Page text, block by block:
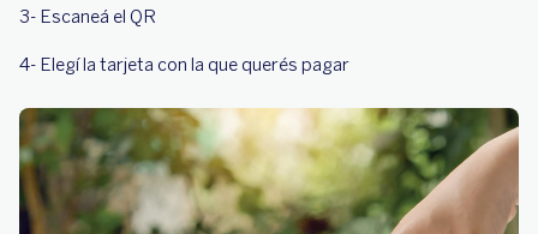
3- Escaneá el QR
4- Elegí la tarjeta con la que querés pagar